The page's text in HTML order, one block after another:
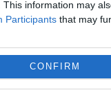
This information may
Participants that may
CONFIRM
să îi